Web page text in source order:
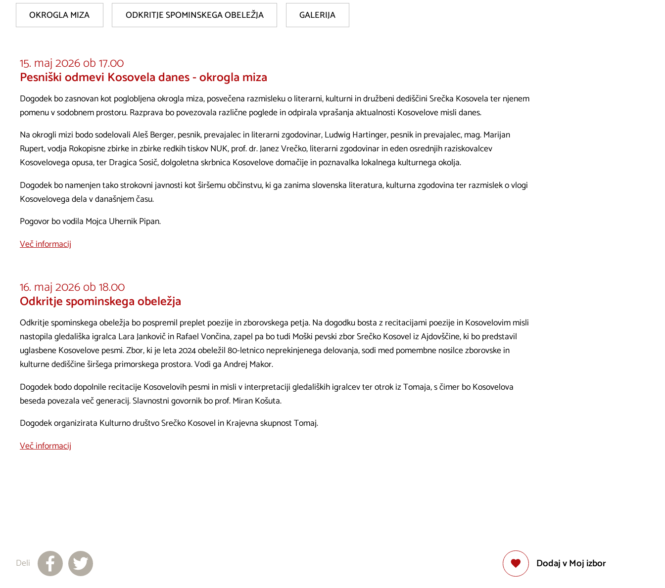
OKROGLA MIZA ODKRITJE SPOMINSKEGA OBELEŽJA GALERIJA
15. maj 2026 ob 17.00
Pesniški odmevi Kosovela danes - okrogla miza
Dogodek bo zasnovan kot poglobljena okrogla miza, posvečena razmisleku o literarni, kulturni in družbeni dediščini Srečka Kosovela ter njenem
pomenu v sodobnem prostoru. Razprava bo povezovala različne poglede in odpirala vprašanja aktualnosti Kosovelove misli danes.
Na okrogli mizi bodo sodelovali Aleš Berger, pesnik, prevajalec in literarni zgodovinar, Ludwig Hartinger, pesnik in prevajalec, mag. Marijan
Rupert, vodja Rokopisne zbirke in zbirke redkih tiskov NUK, prof. dr. Janez Vrečko, literarni zgodovinar in eden osrednjih raziskovalcev
Kosovelovega opusa, ter Dragica Sosič, dolgoletna skrbnica Kosovelove domačije in poznavalka lokalnega kulturnega okolja.
Dogodek bo namenjen tako strokovni javnosti kot širšemu občinstvu, ki ga zanima slovenska literatura, kulturna zgodovina ter razmislek o vlogi
Kosovelovega dela v današnjem času.
Pogovor bo vodila Mojca Uhernik Pipan.
Več informacij
16. maj 2026 ob 18.00
Odkritje spominskega obeležja
Odkritje spominskega obeležja bo pospremil preplet poezije in zborovskega petja. Na dogodku bosta z recitacijami poezije in Kosovelovim misli
nastopila gledališka igralca Lara Jankovič in Rafael Vončina, zapel pa bo tudi Moški pevski zbor Srečko Kosovel iz Ajdovščine, ki bo predstavil
uglasbene Kosovelove pesmi. Zbor, ki je leta 2024 obeležil 80-letnico neprekinjenega delovanja, sodi med pomembne nosilce zborovske in
kulturne dediščine širšega primorskega prostora. Vodi ga Andrej Makor.
Dogodek bodo dopolnile recitacije Kosovelovih pesmi in misli v interpretaciji gledaliških igralcev ter otrok iz Tomaja, s čimer bo Kosovelova
beseda povezala več generacij. Slavnostni govornik bo prof. Miran Košuta.
Dogodek organizirata Kulturno društvo Srečko Kosovel in Krajevna skupnost Tomaj.
Več informacij
Dodaj v Moj izbor
Deli